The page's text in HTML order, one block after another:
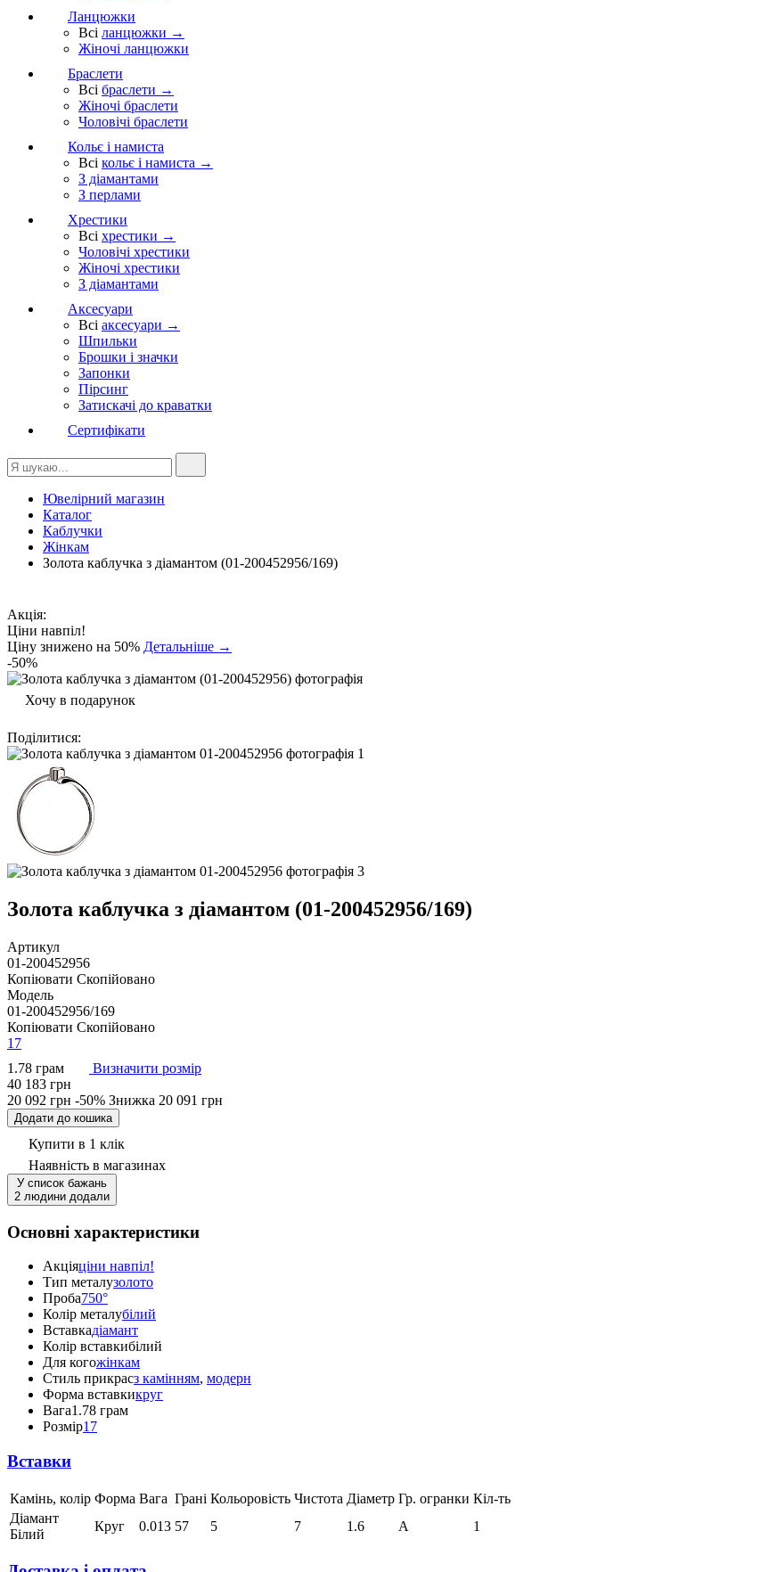
Ланцюжки
Всі ланцюжки →
Жіночі ланцюжки
Браслети
Всі браслети →
Жіночі браслети
Чоловічі браслети
Кольє і намиста
Всі кольє і намиста →
З діамантами
З перлами
Хрестики
Всі хрестики →
Чоловічі хрестики
Жіночі хрестики
З діамантами
Аксесуари
Всі аксесуари →
Шпильки
Брошки і значки
Запонки
Пірсинг
Затискачі до краватки
Сертифікати
Ювелірний магазин
Каталог
Каблучки
Жінкам
Золота каблучка з діамантом (01-200452956/169)
Акція:
Ціни навпіл!
Ціну знижено на 50% Детальніше →
-50%
Хочу в подарунок
Поділитися:
Золота каблучка з діамантом (01-200452956/169)
Артикул
01-200452956
Копіювати Скопійовано
Модель
01-200452956/169
Копіювати Скопійовано
17
1.78 грам
Визначити розмір
40 183 грн
20 092 грн -50% Знижка 20 091 грн
Додати до кошика
Купити в 1 клік
Наявність в магазинах
У список бажань
2 людини додали
Основні характеристики
Акціяціни навпіл!
Тип металузолото
Проба750°
Колір металубілий
Вставкадіамант
Колір вставкибілий
Для когожінкам
Стиль прикрасз камінням, модерн
Форма вставкикруг
Вага1.78 грам
Розмір17
Вставки
Камінь, колір Форма Вага Грані Кольоровість Чистота Діаметр Гр. огранки Кіл-ть
Діамант
Білий
Круг 0.013 57 5 7 1.6 А 1